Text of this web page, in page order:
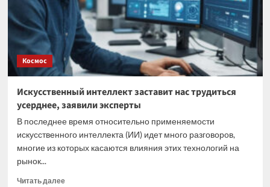
систему,
рассказали
ученые
Космос
Искусственный интеллект заставит нас трудиться
усерднее, заявили эксперты
В последнее время относительно применяемости
искусственного интеллекта (ИИ) идет много разговоров,
многие из которых касаются влияния этих технологий на
рынок...
Читать далееПрочитать